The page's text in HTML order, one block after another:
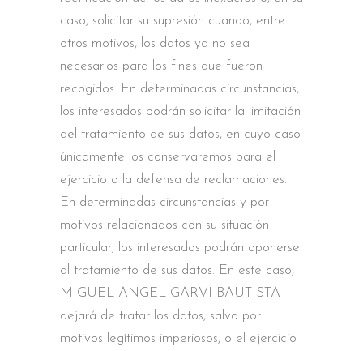
caso, solicitar su supresión cuando, entre
otros motivos, los datos ya no sea
necesarios para los fines que fueron
recogidos. En determinadas circunstancias,
los interesados podrán solicitar la limitación
del tratamiento de sus datos, en cuyo caso
únicamente los conservaremos para el
ejercicio o la defensa de reclamaciones.
En determinadas circunstancias y por
motivos relacionados con su situación
particular, los interesados podrán oponerse
al tratamiento de sus datos. En este caso,
MIGUEL ANGEL GARVI BAUTISTA
dejará de tratar los datos, salvo por
motivos legítimos imperiosos, o el ejercicio